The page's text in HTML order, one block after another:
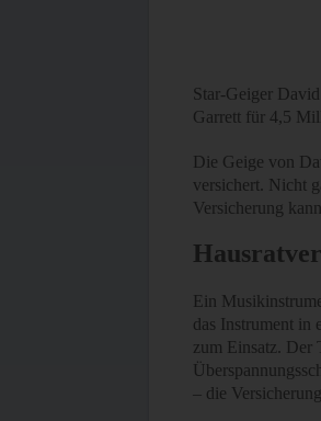
Star-Geiger
Garrett für 4,5
Die Geige von
versichert. Nicht
Versicherung
Ein
das Instrument in
zum Einsatz. Der
– die